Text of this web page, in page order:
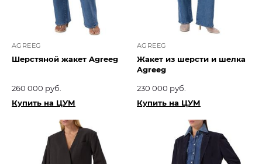
AGREEG
Шерстяной жакет Agreeg
260 000 руб.
Купить на ЦУМ
AGREEG
Жакет из шерсти и шелка
Agreeg
230 000 руб.
Купить на ЦУМ